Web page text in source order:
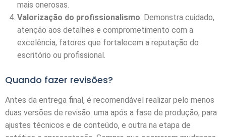
mais onerosas.
Valorização do profissionalismo: Demonstra cuidado,
atenção aos detalhes e comprometimento com a
excelência, fatores que fortalecem a reputação do
escritório ou profissional.
Quando fazer revisões?
Antes da entrega final, é recomendável realizar pelo menos
duas versões de revisão: uma após a fase de produção, para
ajustes técnicos e de conteúdo, e outra na etapa de